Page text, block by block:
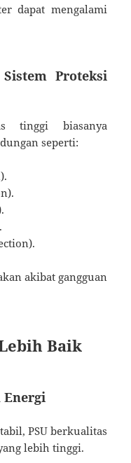
dapat mengalami
Proteksi
tinggi biasanya
seperti:
akibat gangguan
Baik
Energi
PSU berkualitas
lebih tinggi.